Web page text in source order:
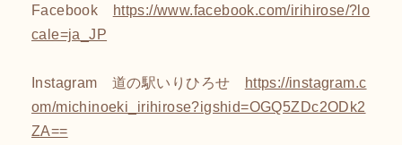
Facebook https://www.facebook.com/irihirose/?lo
cale=ja_JP
Instagram 道の駅いりひろせ https://instagram.c
om/michinoeki_irihirose?igshid=OGQ5ZDc2ODk2
ZA==